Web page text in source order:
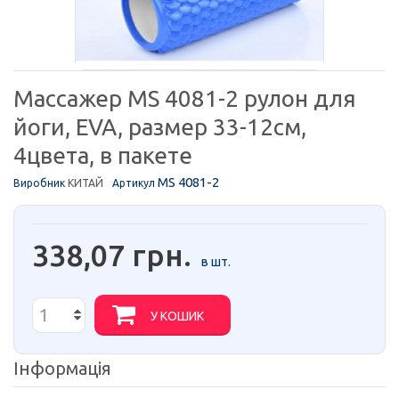
Массажер MS 4081-2 рулон для
йоги, EVA, размер 33-12см,
4цвета, в пакете
Виробник КИТАЙ Артикул MS 4081-2
338,07 грн. в шт.
У КОШИК
Інформація